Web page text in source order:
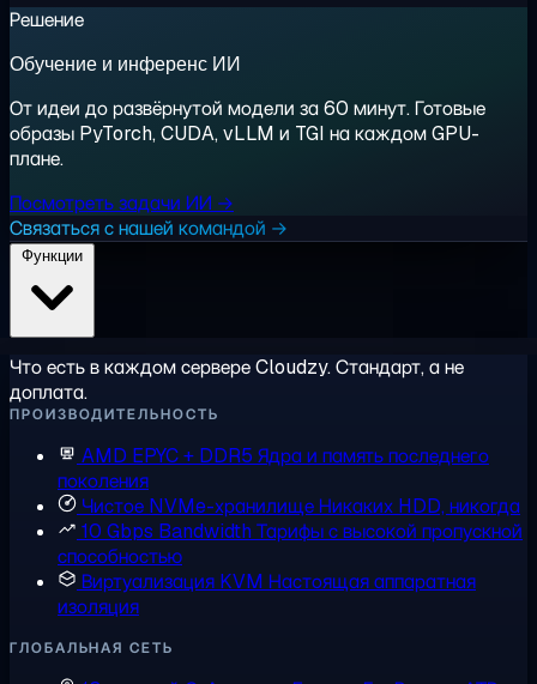
Решение
Обучение и инференс ИИ
От идеи до развёрнутой модели за 60 минут. Готовые
образы PyTorch, CUDA, vLLM и TGI на каждом GPU-
плане.
Посмотреть задачи ИИ →
Связаться с нашей командой →
Что есть в каждом сервере Cloudzy. Стандарт, а не
доплата.
ПРОИЗВОДИТЕЛЬНОСТЬ
AMD EPYC + DDR5 Ядра и память последнего
поколения
Чистое NVMe-хранилищеНикаких HDD, никогда
10 Gbps Bandwidth Тарифы с высокой пропускной
способностью
Виртуализация KVM Настоящая аппаратная
изоляция
ГЛОБАЛЬНАЯ СЕТЬ